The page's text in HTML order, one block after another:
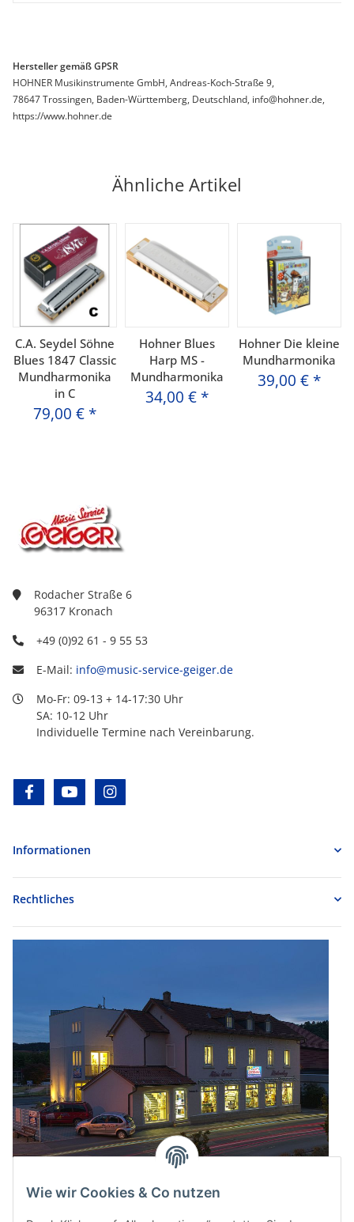
Wie wir Cookies & Co nutzen
Hersteller gemäß GPSR
HOHNER Musikinstrumente GmbH, Andreas-Koch-Straße 9,
78647 Trossingen, Baden-Württemberg, Deutschland, info@hohner.de,
https://www.hohner.de
Ähnliche Artikel
C.A. Seydel Söhne
Blues 1847 Classic
Mundharmonika
in C
79,00 € *
Hohner Blues
Harp MS -
Mundharmonika
34,00 € *
Hohner Die kleine
Mundharmonika
39,00 € *
Rodacher Straße 6
96317 Kronach
+49 (0)92 61 - 9 55 53
E-Mail: info@music-service-geiger.de
Mo-Fr: 09-13 + 14-17:30 Uhr
SA: 10-12 Uhr
Individuelle Termine nach Vereinbarung.
facebookyoutube
Informationen
Rechtliches